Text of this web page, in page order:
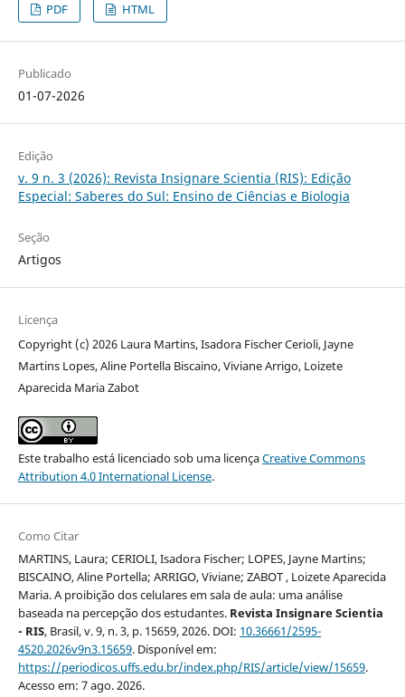
PDF HTML
Publicado
01-07-2026
Edição
v. 9 n. 3 (2026): Revista Insignare Scientia (RIS): Edição
Especial: Saberes do Sul: Ensino de Ciências e Biologia
Seção
Artigos
Licença
Copyright (c) 2026 Laura Martins, Isadora Fischer Cerioli, Jayne
Martins Lopes, Aline Portella Biscaino, Viviane Arrigo, Loizete
Aparecida Maria Zabot
Este trabalho está licenciado sob uma licençaCreative Commons
Attribution 4.0 International License.
Como Citar
MARTINS, Laura; CERIOLI, Isadora Fischer; LOPES, Jayne Martins;
BISCAINO, Aline Portella; ARRIGO, Viviane; ZABOT , Loizete Aparecida
Maria. A proibição dos celulares em sala de aula: uma análise
baseada na percepção dos estudantes. Revista Insignare Scientia
- RIS, Brasil, v. 9, n. 3, p. 15659, 2026. DOI: 10.36661/2595-
4520.2026v9n3.15659. Disponível em:
https://periodicos.uffs.edu.br/index.php/RIS/article/view/15659.
Acesso em: 7 ago. 2026.